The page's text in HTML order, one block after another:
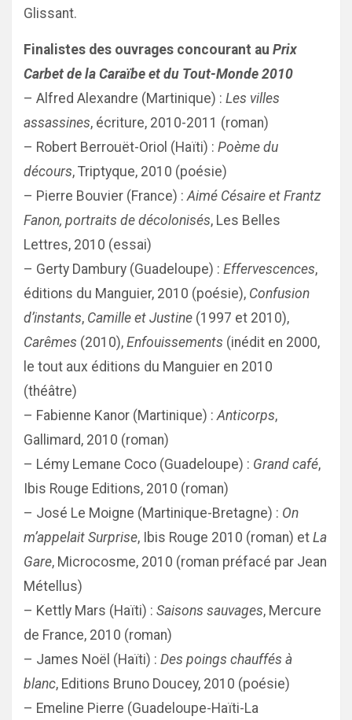
Glissant.
Finalistes des ouvrages concourant au Prix
Carbet de la Caraïbe et du Tout-Monde 2010
– Alfred Alexandre (Martinique) : Les villes
assassines, écriture, 2010-2011 (roman)
– Robert Berrouët-Oriol (Haïti) : Poème du
décours, Triptyque, 2010 (poésie)
– Pierre Bouvier (France) :Aimé Césaire et Frantz
Fanon, portraits de décolonisés, Les Belles
Lettres, 2010 (essai)
– Gerty Dambury (Guadeloupe) : Effervescences,
éditions du Manguier, 2010 (poésie), Confusion
d’instants, Camille et Justine (1997 et 2010),
Carêmes (2010), Enfouissements (inédit en 2000,
le tout aux éditions du Manguier en 2010
(théâtre)
– Fabienne Kanor (Martinique) :Anticorps,
Gallimard, 2010 (roman)
– Lémy Lemane Coco (Guadeloupe) : Grand café,
Ibis Rouge Editions, 2010 (roman)
– José Le Moigne (Martinique-Bretagne) : On
m’appelait Surprise, Ibis Rouge 2010 (roman) et La
Gare, Microcosme, 2010 (roman préfacé par Jean
Métellus)
– Kettly Mars (Haïti) : Saisons sauvages, Mercure
de France, 2010 (roman)
– James Noël (Haïti) : Des poings chauffés à
blanc, Editions Bruno Doucey, 2010 (poésie)
– Emeline Pierre (Guadeloupe-Haïti-La